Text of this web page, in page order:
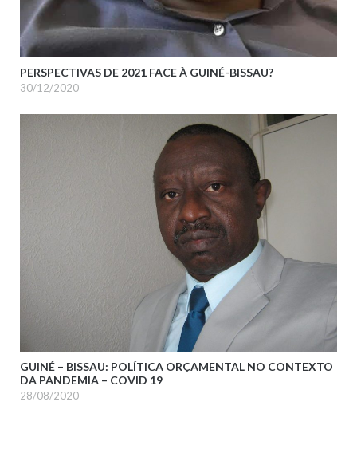
PERSPECTIVAS DE 2021 FACE À GUINÉ-BISSAU?
30/12/2020
GUINÉ – BISSAU: POLÍTICA ORÇAMENTAL NO CONTEXTO
DA PANDEMIA – COVID 19
28/08/2020